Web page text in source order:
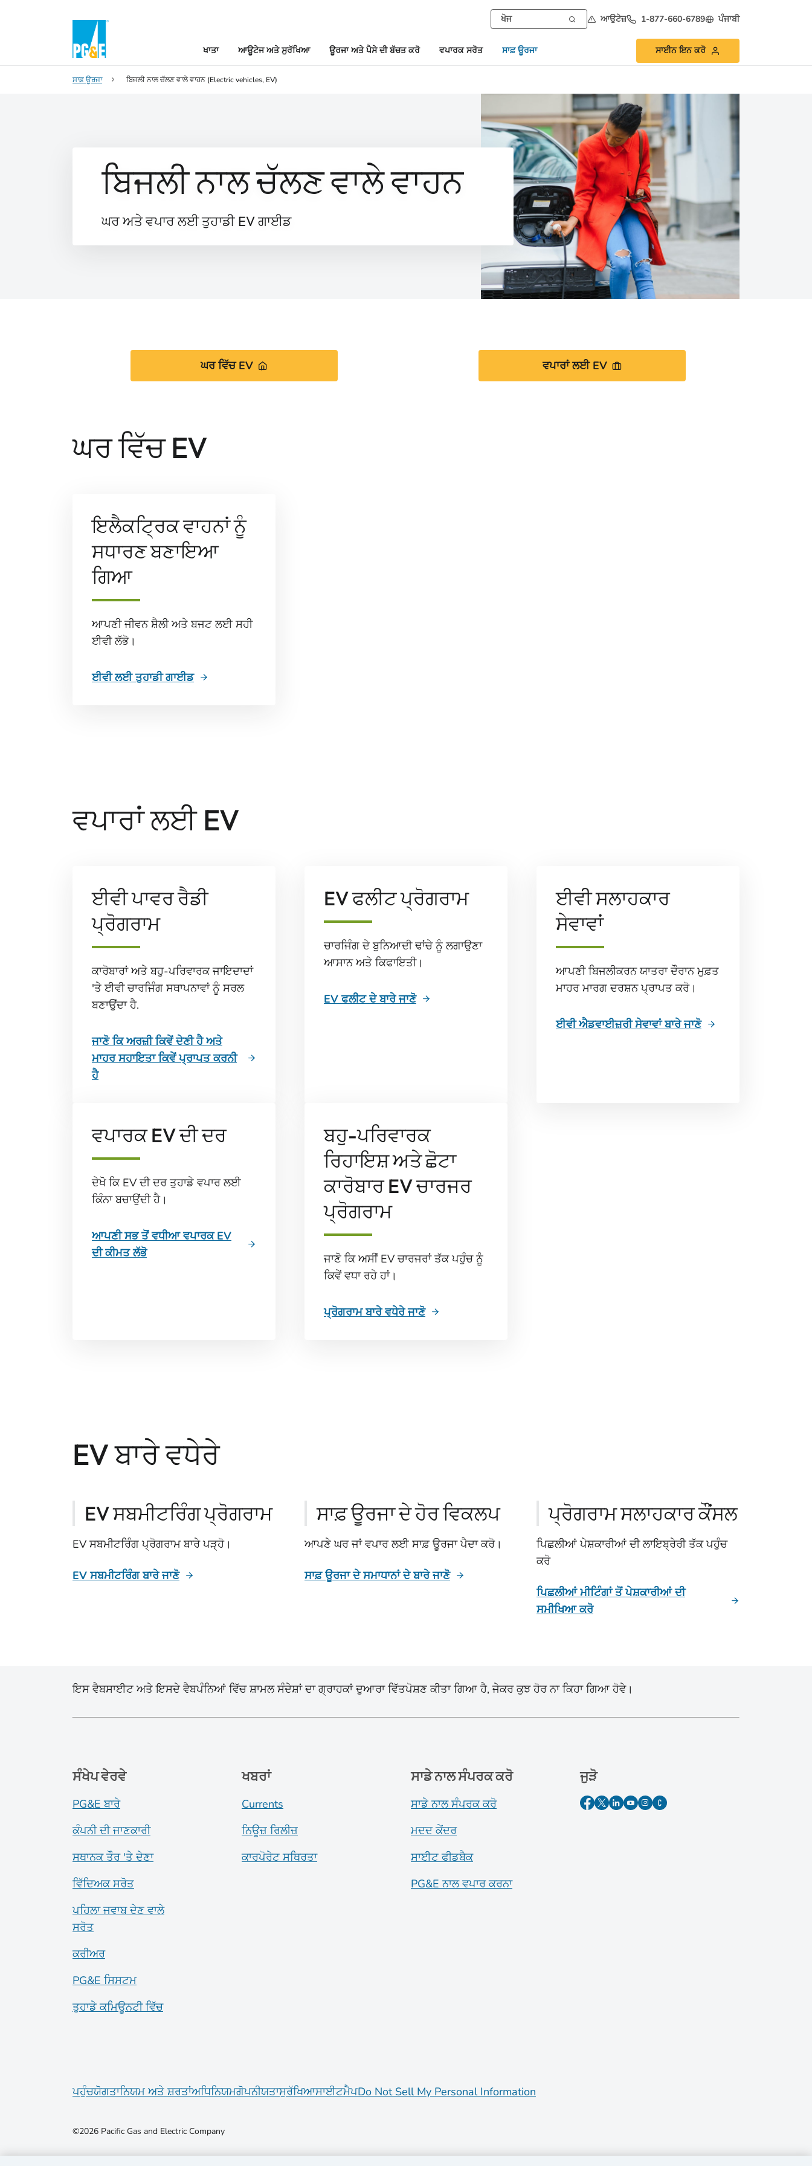
ਆਉਟੇਜ਼ 1-877-660-6789 ਪੰਜਾਬੀ
ਖਾਤਾ ਆਊਟੇਜ ਅਤੇ ਸੁਰੱਖਿਆ ਊਰਜਾ ਅਤੇ ਪੈਸੇ ਦੀ ਬੱਚਤ ਕਰੋ ਵਪਾਰਕ ਸਰੋਤ ਸਾਫ਼ ਊਰਜਾ ਸਾਈਨ ਇਨ ਕਰੋ
ਸਾਫ਼ ਊਰਜਾ ਬਿਜਲੀ ਨਾਲ ਚੱਲਣ ਵਾਲੇ ਵਾਹਨ (Electric vehicles, EV)
ਬਿਜਲੀ ਨਾਲ ਚੱਲਣ ਵਾਲੇ ਵਾਹਨ
ਘਰ ਅਤੇ ਵਪਾਰ ਲਈ ਤੁਹਾਡੀ EV ਗਾਈਡ
ਘਰ ਵਿੱਚ EV ਵਪਾਰਾਂ ਲਈ EV
ਘਰ ਵਿੱਚ EV
ਇਲੈਕਟ੍ਰਿਕ ਵਾਹਨਾਂ ਨੂੰ
ਸਧਾਰਣ ਬਣਾਇਆ
ਗਿਆ
ਆਪਣੀ ਜੀਵਨ ਸ਼ੈਲੀ ਅਤੇ ਬਜਟ ਲਈ ਸਹੀ
ਈਵੀ ਲੱਭੋ।
ਈਵੀ ਲਈ ਤੁਹਾਡੀ ਗਾਈਡ
ਵਪਾਰਾਂ ਲਈ EV
ਈਵੀ ਪਾਵਰ ਰੈਡੀ
ਪ੍ਰੋਗਰਾਮ
ਕਾਰੋਬਾਰਾਂ ਅਤੇ ਬਹੁ-ਪਰਿਵਾਰਕ ਜਾਇਦਾਦਾਂ
'ਤੇ ਈਵੀ ਚਾਰਜਿੰਗ ਸਥਾਪਨਾਵਾਂ ਨੂੰ ਸਰਲ
ਬਣਾਉਂਦਾ ਹੈ.
ਜਾਣੋ ਕਿ ਅਰਜ਼ੀ ਕਿਵੇਂ ਦੇਣੀ ਹੈ ਅਤੇ
ਮਾਹਰ ਸਹਾਇਤਾ ਕਿਵੇਂ ਪ੍ਰਾਪਤ ਕਰਨੀ
ਹੈ
EV ਫਲੀਟ ਪ੍ਰੋਗਰਾਮ
ਚਾਰਜਿੰਗ ਦੇ ਬੁਨਿਆਦੀ ਢਾਂਚੇ ਨੂੰ ਲਗਾਉਣਾ
ਆਸਾਨ ਅਤੇ ਕਿਫਾਇਤੀ।
EV ਫਲੀਟ ਦੇ ਬਾਰੇ ਜਾਣੋ
ਈਵੀ ਸਲਾਹਕਾਰ
ਸੇਵਾਵਾਂ
ਆਪਣੀ ਬਿਜਲੀਕਰਨ ਯਾਤਰਾ ਦੌਰਾਨ ਮੁਫ਼ਤ
ਮਾਹਰ ਮਾਰਗ ਦਰਸ਼ਨ ਪ੍ਰਾਪਤ ਕਰੋ।
ਈਵੀ ਐਡਵਾਈਜ਼ਰੀ ਸੇਵਾਵਾਂ ਬਾਰੇ ਜਾਣੋ
ਵਪਾਰਕ EV ਦੀ ਦਰ
ਦੇਖੋ ਕਿ EV ਦੀ ਦਰ ਤੁਹਾਡੇ ਵਪਾਰ ਲਈ
ਕਿੰਨਾ ਬਚਾਉਂਦੀ ਹੈ।
ਆਪਣੀ ਸਭ ਤੋਂ ਵਧੀਆ ਵਪਾਰਕ EV
ਦੀ ਕੀਮਤ ਲੱਭੋ
ਬਹੁ-ਪਰਿਵਾਰਕ
ਰਿਹਾਇਸ਼ ਅਤੇ ਛੋਟਾ
ਕਾਰੋਬਾਰ EV ਚਾਰਜਰ
ਪ੍ਰੋਗਰਾਮ
ਜਾਣੋ ਕਿ ਅਸੀਂ EV ਚਾਰਜਰਾਂ ਤੱਕ ਪਹੁੰਚ ਨੂੰ
ਕਿਵੇਂ ਵਧਾ ਰਹੇ ਹਾਂ।
ਪ੍ਰੋਗਰਾਮ ਬਾਰੇ ਵਧੇਰੇ ਜਾਣੋ
EV ਬਾਰੇ ਵਧੇਰੇ
EV ਸਬਮੀਟਰਿੰਗ ਪ੍ਰੋਗਰਾਮ
EV ਸਬਮੀਟਰਿੰਗ ਪ੍ਰੋਗਰਾਮ ਬਾਰੇ ਪੜ੍ਹੋ।
EV ਸਬਮੀਟਰਿੰਗ ਬਾਰੇ ਜਾਣੋ
ਸਾਫ਼ ਊਰਜਾ ਦੇ ਹੋਰ ਵਿਕਲਪ
ਆਪਣੇ ਘਰ ਜਾਂ ਵਪਾਰ ਲਈ ਸਾਫ਼ ਊਰਜਾ ਪੈਦਾ ਕਰੋ।
ਸਾਫ਼ ਊਰਜਾ ਦੇ ਸਮਾਧਾਨਾਂ ਦੇ ਬਾਰੇ ਜਾਣੋ
ਪ੍ਰੋਗਰਾਮ ਸਲਾਹਕਾਰ ਕੌਂਸਲ
ਪਿਛਲੀਆਂ ਪੇਸ਼ਕਾਰੀਆਂ ਦੀ ਲਾਇਬ੍ਰੇਰੀ ਤੱਕ ਪਹੁੰਚ
ਕਰੋ
ਪਿਛਲੀਆਂ ਮੀਟਿੰਗਾਂ ਤੋਂ ਪੇਸ਼ਕਾਰੀਆਂ ਦੀ
ਸਮੀਖਿਆ ਕਰੋ
ਇਸ ਵੈਬਸਾਈਟ ਅਤੇ ਇਸਦੇ ਵੈਬਪੰਨਿਆਂ ਵਿੱਚ ਸ਼ਾਮਲ ਸੰਦੇਸ਼ਾਂ ਦਾ ਗ੍ਰਾਹਕਾਂ ਦੁਆਰਾ ਵਿੱਤਪੋਸ਼ਣ ਕੀਤਾ ਗਿਆ ਹੈ, ਜੇਕਰ ਕੁਝ ਹੋਰ ਨਾ ਕਿਹਾ ਗਿਆ ਹੋਵੇ।
ਸੰਖੇਪ ਵੇਰਵੇ
PG&E ਬਾਰੇ
ਕੰਪਨੀ ਦੀ ਜਾਣਕਾਰੀ
ਸਥਾਨਕ ਤੌਰ 'ਤੇ ਦੇਣਾ
ਵਿੱਦਿਅਕ ਸਰੋਤ
ਪਹਿਲਾ ਜਵਾਬ ਦੇਣ ਵਾਲੇ
ਸਰੋਤ
ਕਰੀਅਰ
PG&E ਸਿਸਟਮ
ਤੁਹਾਡੇ ਕਮਿਊਨਟੀ ਵਿੱਚ
ਖਬਰਾਂ
Currents
ਨਿਊਜ਼ ਰਿਲੀਜ਼
ਕਾਰਪੋਰੇਟ ਸਥਿਰਤਾ
ਸਾਡੇ ਨਾਲ ਸੰਪਰਕ ਕਰੋ
ਸਾਡੇ ਨਾਲ ਸੰਪਰਕ ਕਰੋ
ਮਦਦ ਕੇਂਦਰ
ਸਾਈਟ ਫੀਡਬੈਕ
PG&E ਨਾਲ ਵਪਾਰ ਕਰਨਾ
ਜੁੜੋ
ਪਹੁੰਚਯੋਗਤਾਨਿਯਮ ਅਤੇ ਸ਼ਰਤਾਂਅਧਿਨਿਯਮਗੋਪਨੀਯਤਾਸੁਰੱਖਿਆਸਾਈਟਮੈਪDo Not Sell My Personal Information
©2026 Pacific Gas and Electric Company